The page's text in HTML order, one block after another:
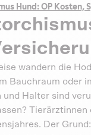
Hund: OP Kosten,
wandern die
Bauchraum oder
und Halter sind
Der